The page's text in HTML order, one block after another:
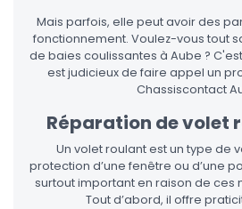
Mais parfois, elle peut avoir des
fonctionnement. Voulez-vous tout
de baies coulissantes à Aube ?
est judicieux de faire appel un
Chassiscontact
Réparation de volet
Un volet roulant est un type de
protection d’une fenêtre ou d’une
surtout important en raison de ces
Tout d’abord, il offre